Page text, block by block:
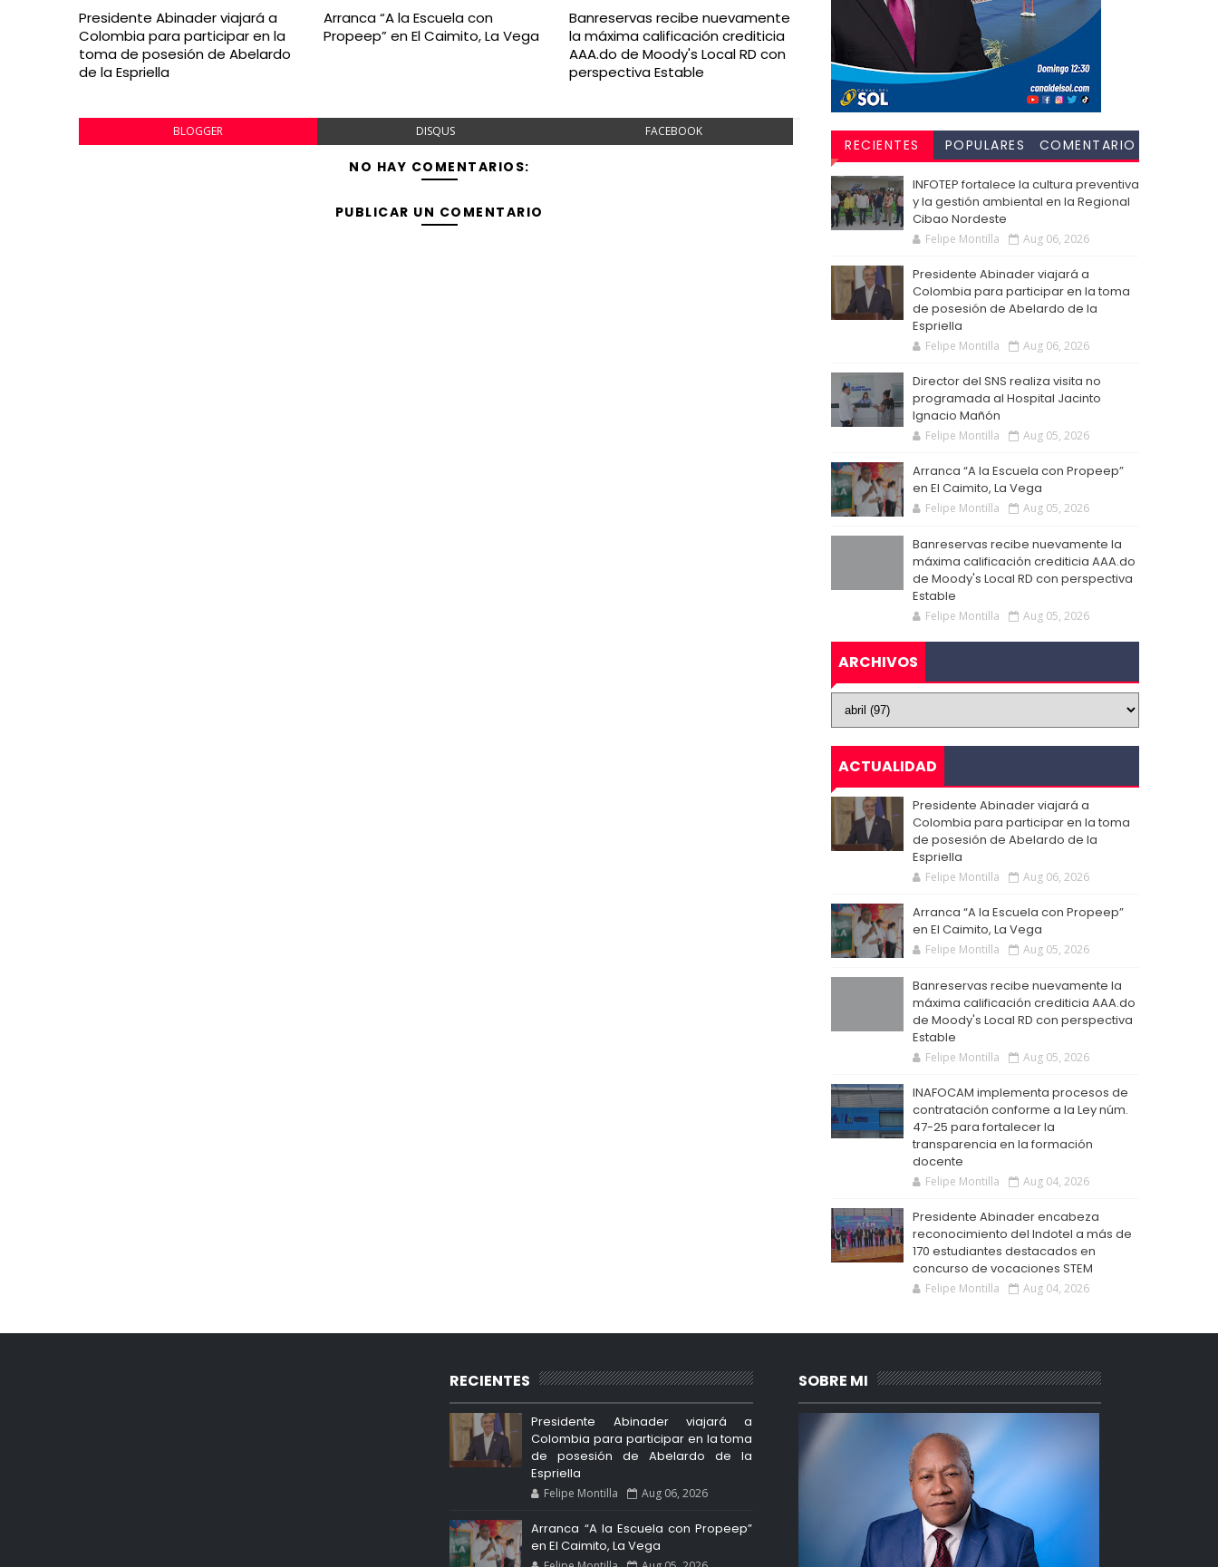
Presidente Abinader viajará a
Colombia para participar en la
toma de posesión de Abelardo
de la Espriella
Arranca “A la Escuela con
Propeep” en El Caimito, La Vega
Banreservas recibe nuevamente
la máxima calificación crediticia
AAA.do de Moody's Local RD con
perspectiva Estable
BLOGGER DISQUS FACEBOOK
NO HAY COMENTARIOS:
PUBLICAR UN COMENTARIO
RECIENTES POPULARES
COMENTARIO
INFOTEP fortalece la cultura preventiva
y la gestión ambiental en la Regional
Cibao Nordeste
Felipe Montilla Aug 06, 2026
Presidente Abinader viajará a
Colombia para participar en la toma
de posesión de Abelardo de la
Espriella
Felipe Montilla Aug 06, 2026
Director del SNS realiza visita no
programada al Hospital Jacinto
Ignacio Mañón
Felipe Montilla Aug 05, 2026
Arranca “A la Escuela con Propeep”
en El Caimito, La Vega
Felipe Montilla Aug 05, 2026
Banreservas recibe nuevamente la
máxima calificación crediticia AAA.do
de Moody's Local RD con perspectiva
Estable
Felipe Montilla Aug 05, 2026
ARCHIVOS
ACTUALIDAD
Presidente Abinader viajará a
Colombia para participar en la toma
de posesión de Abelardo de la
Espriella
Felipe Montilla Aug 06, 2026
Arranca “A la Escuela con Propeep”
en El Caimito, La Vega
Felipe Montilla Aug 05, 2026
Banreservas recibe nuevamente la
máxima calificación crediticia AAA.do
de Moody's Local RD con perspectiva
Estable
Felipe Montilla Aug 05, 2026
INAFOCAM implementa procesos de
contratación conforme a la Ley núm.
47-25 para fortalecer la
transparencia en la formación
docente
Felipe Montilla Aug 04, 2026
Presidente Abinader encabeza
reconocimiento del Indotel a más de
170 estudiantes destacados en
concurso de vocaciones STEM
Felipe Montilla Aug 04, 2026
RECIENTES
Presidente Abinader viajará a
Colombia para participar en la toma
de posesión de Abelardo de la
Espriella
Felipe Montilla Aug 06, 2026
Arranca “A la Escuela con Propeep”
en El Caimito, La Vega
SOBRE MI